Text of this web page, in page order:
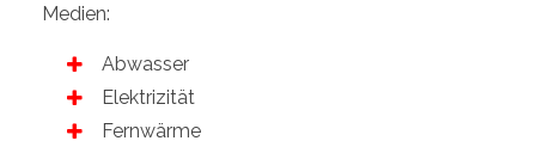
Medien:
Abwasser
Elektrizität
Fernwärme